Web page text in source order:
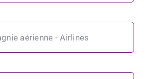
aérienne - Airlines